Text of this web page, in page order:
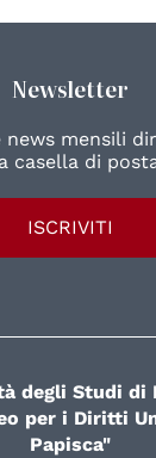
Newsletter
mensili
casella di
ISCRIVITI
degli Studi di
per i Diritti
Papisca"